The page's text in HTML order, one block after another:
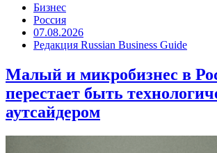
Бизнес
Россия
07.08.2026
Редакция Russian Business Guide
Малый и микробизнес в
перестает быть
аутсайдером